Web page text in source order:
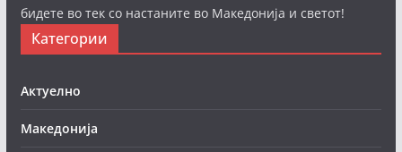
бидете во тек со настаните во Македонија и светот!
Категории
Актуелно
Македонија